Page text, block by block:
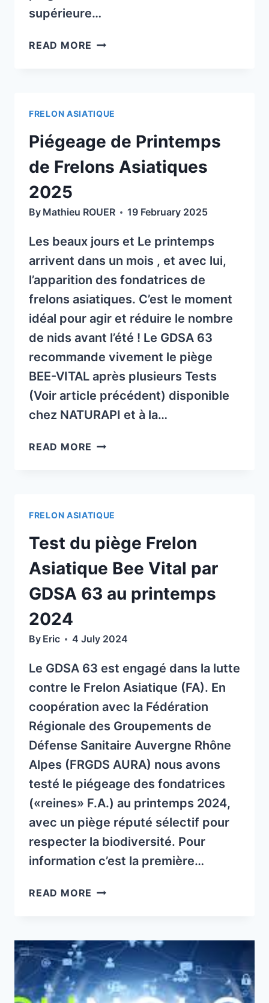
supérieure…
READ MORE TEST
BEEVITAL
LE
GDSA
1/08
30/11/2024.
FRELON ASIATIQUE
Piégeage de Printemps
de Frelons Asiatiques
2025
By Mathieu ROUER 19 February 2025
Les beaux jours et Le printemps
arrivent dans un mois , et avec lui,
l’apparition des fondatrices de
frelons asiatiques. C’est le moment
idéal pour agir et réduire le nombre
de nids avant l’été ! Le GDSA 63
recommande vivement le piège
BEE-VITAL après plusieurs Tests
(Voir article précédent) disponible
chez NATURAPI et à la…
READ MORE PIÉGEAGE
ASIATIQUES
2025
FRELON ASIATIQUE
Test du piège Frelon
Asiatique Bee Vital par
GDSA 63 au printemps
2024
By Eric 4 July 2024
Le GDSA 63 est engagé dans la lutte
contre le Frelon Asiatique (FA). En
coopération avec la Fédération
Régionale des Groupements de
Défense Sanitaire Auvergne Rhône
Alpes (FRGDS AURA) nous avons
testé le piégeage des fondatrices
(«reines» F.A.) au printemps 2024,
avec un piège réputé sélectif pour
respecter la biodiversité. Pour
information c’est la première…
READ MORE TEST
ASIATIQUE
BEE
VITAL
PAR